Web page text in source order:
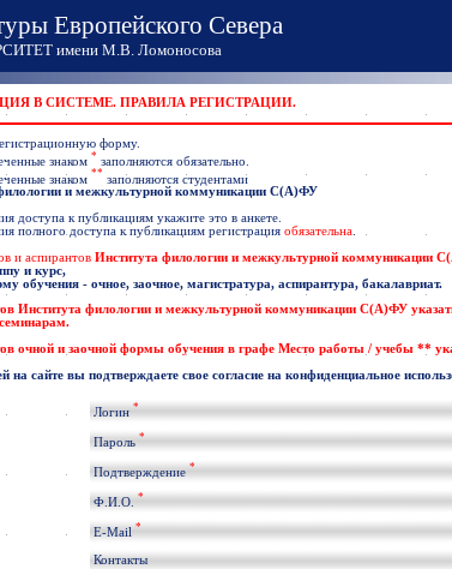
Европейского Севера
имени М.В. Ломоносова
В СИСТЕМЕ. ПРАВИЛА РЕГИСТРАЦИИ.
форму.
знаком * заполняются обязательно.
знаком ** заполняются студентами
и межкультурной коммуникации С(А)ФУ
доступа к публикациям укажите это в анкете.
полного доступа к публикациям регистрация обязательна
и аспирантов Института филологии и межкультурной коммуникации
и курс,
обучения - очное, заочное, магистратура, аспирантура, бакалавриат.
Института филологии и межкультурной коммуникации С(А)ФУ
очной и заочной формы обучения в графе Место работы / учебы **
на сайте вы подтверждаете свое согласие на конфиденциальное
Логин *
Пароль *
Подтверждение *
Ф.И.О. *
E-Mail *
Контакты